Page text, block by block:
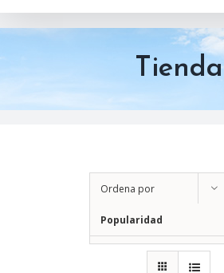
Tienda
Ordena por
Popularidad
Mostrar 12 productos